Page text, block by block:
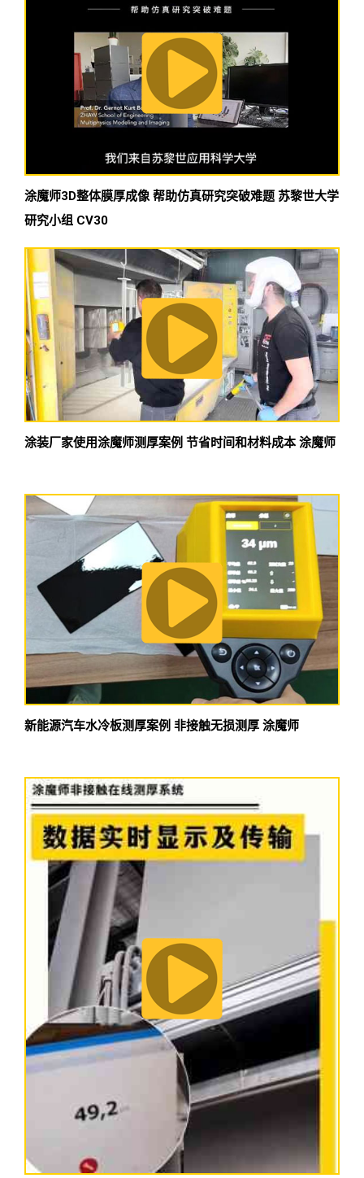
涂魔师3D整体膜厚成像 帮助仿真研究突破难题 苏黎世大学
研究小组 CV30
涂装厂家使用涂魔师测厚案例 节省时间和材料成本 涂魔师
新能源汽车水冷板测厚案例 非接触无损测厚 涂魔师